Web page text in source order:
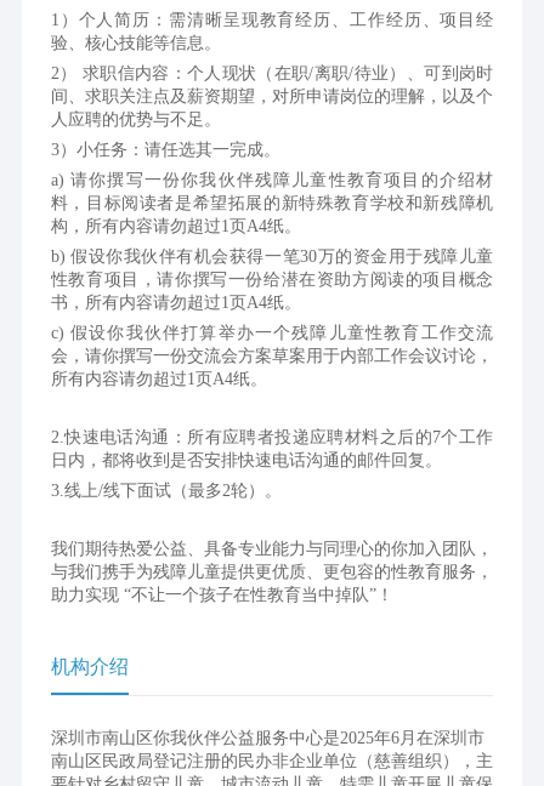
1） 个人简历：需清晰呈现教育经历、工作经历、项目经
验、核心技能等信息。
2） 求职信内容：个人现状（在职/离职/待业）、可到岗时
间、求职关注点及薪资期望，对所申请岗位的理解，以及个
人应聘的优势与不足。
3）小任务：请任选其一完成。
a) 请你撰写一份你我伙伴残障儿童性教育项目的介绍材
料，目标阅读者是希望拓展的新特殊教育学校和新残障机
构，所有内容请勿超过1页A4纸。
b) 假设你我伙伴有机会获得一笔30万的资金用于残障儿童
性教育项目，请你撰写一份给潜在资助方阅读的项目概念
书，所有内容请勿超过1页A4纸。
c) 假设你我伙伴打算举办一个残障儿童性教育工作交流
会，请你撰写一份交流会方案草案用于内部工作会议讨论，
所有内容请勿超过1页A4纸。
2.快速电话沟通：所有应聘者投递应聘材料之后的7个工作
日内，都将收到是否安排快速电话沟通的邮件回复。
3.线上/线下面试（最多2轮）。
我们期待热爱公益、具备专业能力与同理心的你加入团队，
与我们携手为残障儿童提供更优质、更包容的性教育服务，
助力实现 “不让一个孩子在性教育当中掉队”！
机构介绍
深圳市南山区你我伙伴公益服务中心是2025年6月在深圳市
南山区民政局登记注册的民办非企业单位（慈善组织），主